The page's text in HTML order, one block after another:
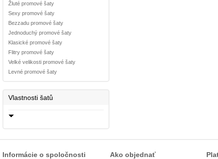
Žluté promové šaty
Sexy promové šaty
Bezzadu promové šaty
Jednoduchý promové šaty
Klasické promové šaty
Flitry promové šaty
Velké velikosti promové šaty
Levné promové šaty
Vlastnosti šatů
Informácie o spoločnosti Ako objednať